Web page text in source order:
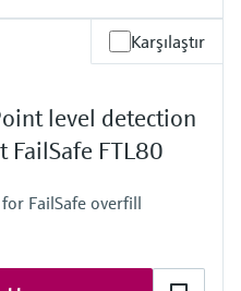
limit
Karşılaştır
level detection
FailSafe FTL80
FailSafe overfill